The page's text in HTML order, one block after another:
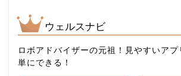
ウェルスナビ
ロボアドバイザーの元祖！見やすいアプ
単にできる！